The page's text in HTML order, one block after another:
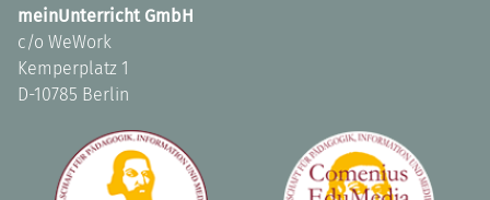
meinUnterricht GmbH
c/o WeWork
Kemperplatz 1
D-10785 Berlin